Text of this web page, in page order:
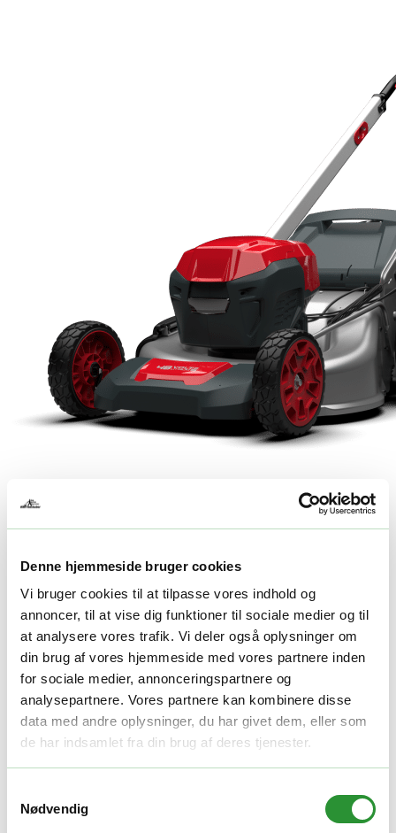
Denne hjemmeside bruger cookies
Vi bruger cookies til at tilpasse vores indhold og
annoncer, til at vise dig funktioner til sociale medier og til
at analysere vores trafik. Vi deler også oplysninger om
din brug af vores hjemmeside med vores partnere inden
for sociale medier, annonceringspartnere og
analysepartnere. Vores partnere kan kombinere disse
data med andre oplysninger, du har givet dem, eller som
de har indsamlet fra din brug af deres tjenester.
Nødvendig
PLÆNEKLIPPERE
3.395,00
TILFØJ TIL KURV